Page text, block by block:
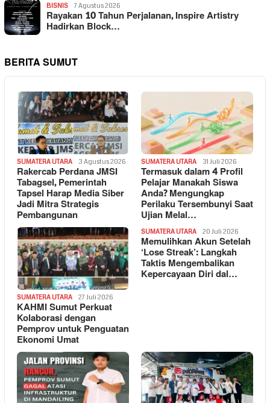
BISNIS 7 Agustus 2026
Rayakan 10 Tahun Perjalanan, Inspire Artistry
Hadirkan Block…
BERITA SUMUT
SUMATERA UTARA 3 Agustus 2026
Rakercab Perdana JMSI
Tabagsel, Pemerintah
Tapsel Harap Media Siber
Jadi Mitra Strategis
Pembangunan
SUMATERA UTARA 31 Juli 2026
Termasuk dalam 4 Profil
Pelajar Manakah Siswa
Anda? Mengungkap
Perilaku Tersembunyi Saat
Ujian Melal…
SUMATERA UTARA 27 Juli 2026
KAHMI Sumut Perkuat
Kolaborasi dengan
Pemprov untuk Penguatan
Ekonomi Umat
SUMATERA UTARA 20 Juli 2026
Memulihkan Akun Setelah
‘Lose Streak’: Langkah
Taktis Mengembalikan
Kepercayaan Diri dal…